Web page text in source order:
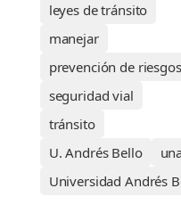
leyes de tránsito
manejar
prevención de riesgos
seguridad vial
tránsito
U. Andrés Bello
Universidad Andrés